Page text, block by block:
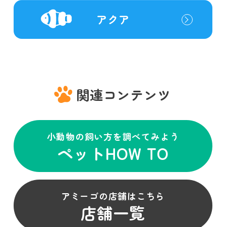
アクア
関連コンテンツ
小動物の飼い方を調べてみよう
ペットHOW TO
アミーゴの店舗はこちら
店舗一覧